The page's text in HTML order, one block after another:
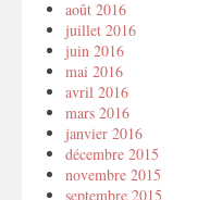
août 2016
juillet 2016
juin 2016
mai 2016
avril 2016
mars 2016
janvier 2016
décembre 2015
novembre 2015
septembre 2015